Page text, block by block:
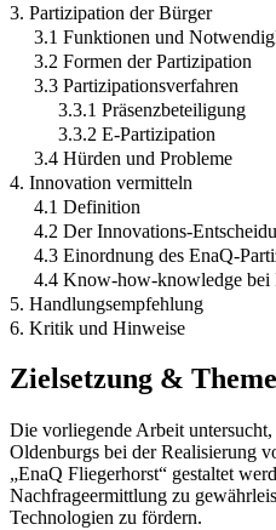
3. Partizipation der Bürger
3.1 Funktionen und
3.2 Formen der Partizipation
3.3 Partizipationsverfahren
3.3.1 Präsenzbeteiligung
3.3.2 E-Partizipation
3.4 Hürden und Probleme
4. Innovation vermitteln
4.1 Definition
4.2 Der Innovations-
4.3 Einordnung des EnaQ-
4.4 Know-how-knowledge bei
5. Handlungsempfehlung
6. Kritik und Hinweise
Zielsetzung &
Die vorliegende Arbeit
Oldenburgs bei der Realisierung
„EnaQ Fliegerhorst“ gestaltet
Nachfrageermittlung zu
Technologien zu fördern.